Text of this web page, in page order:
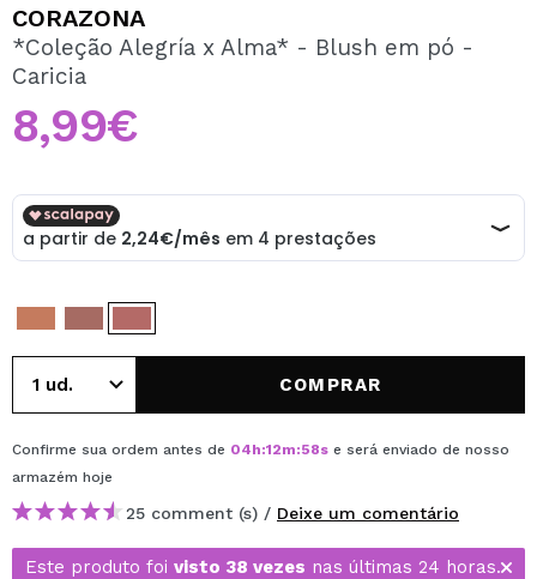
Ao criar uma conta no Maquibeauty.pt pode fazer as suas
compras rapidamente, verificar o estado das suas
CORAZONA
*Coleção Alegría x Alma* - Blush em pó -
Caricia
8,99€
COMPRAR
Confirme sua ordem antes de 04h:12m:58s e será enviado de nosso
armazém hoje
25 comment (s) / Deixe um comentário
Este produto foi visto 38 vezes nas últimas 24 horas.